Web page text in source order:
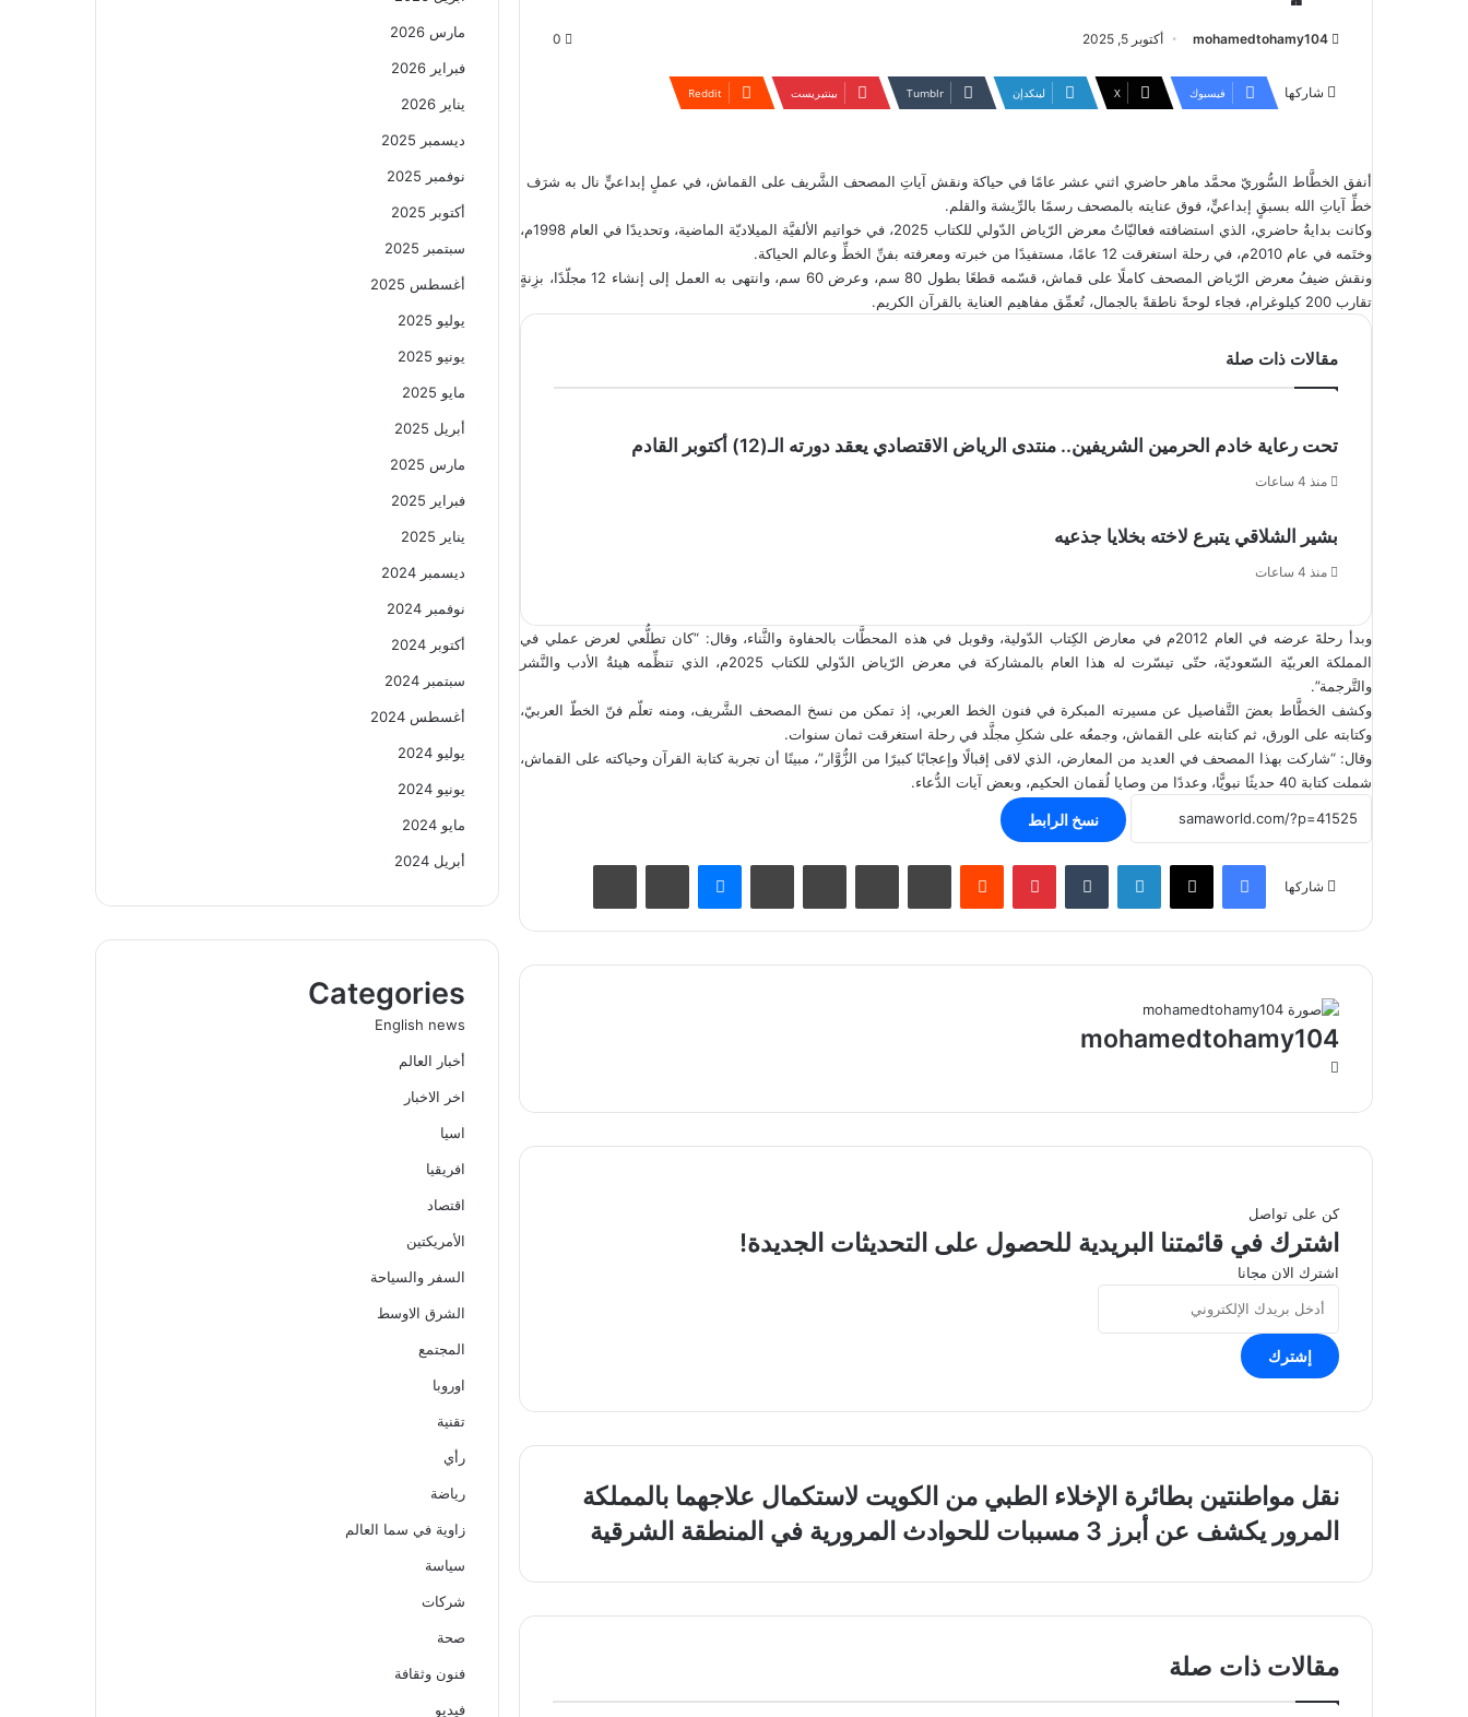
mohamedtohamy104 أكتوبر 5, 2025 0
شاركها فيسبوك ‫X لينكدإن بينتيريست
أنفق الخطَّاط السُّوريّ محمَّد ماهر حاضري اثني عشر عامًا في حياكة ونقش آياتِ المصحف الشَّريف على القماش، في عملٍ إبداعيٍّ نال به شرَف
خطِّ آياتِ الله بسبقٍ إبداعيٍّ، فوق عنايته بالمصحف رسمًا بالرِّيشة والقلم.
وكانت بدايةُ حاضري، الذي استضافته فعاليّاتُ معرض الرّياض الدّولي للكتاب 2025، في خواتيم الألفيَّة الميلاديّة الماضية، وتحديدًا في العام 1998م،
وختَمه في عام 2010م، في رحلة استغرقت 12 عامًا، مستفيدًا من خبرته ومعرفته بفنِّ الخطِّ وعالم الحياكة.
ونقش ضيفُ معرض الرّياض المصحف كاملًا على قماش، قسّمه قطعًا بطول 80 سم، وعرض 60 سم، وانتهى به العمل إلى إنشاء 12 مجلّدًا، بزِنةٍ
تقارب 200 كيلوغرام، فجاء لوحةً ناطقةً بالجمال، تُعمِّق مفاهيم العناية بالقرآن الكريم.
مقالات ذات صلة
تحت رعاية خادم الحرمين الشريفين.. منتدى الرياض الاقتصادي يعقد دورته الـ(12) أكتوبر القادم
منذ 4 ساعات
بشير الشلاقي يتبرع لاخته بخلايا جذعيه
منذ 4 ساعات
وبدأ رحلةَ عرضه في العام 2012م في معارض الكِتاب الدّولية، وقوبل في هذه المحطَّات بالحفاوة والثَّناء، وقال: “كان تطلُّعي لعرض عملي في
المملكة العربيّة السّعوديّة، حتّى تيسّرت له هذا العام بالمشاركة في معرض الرّياض الدّولي للكتاب 2025م، الذي تنظِّمه هيئةُ الأدب والنَّشر
والتَّرجمة”.
وكشف الخطَّاط بعضَ التَّفاصيل عن مسيرته المبكرة في فنون الخط العربي، إذ تمكن من نسخ المصحف الشَّريف، ومنه تعلّم فنّ الخطّ العربيّ،
وكتابته على الورق، ثم كتابته على القماش، وجمعُه على شكلِ مجلَّد في رحلة استغرقت ثمان سنوات.
وقال: “شاركت بهذا المصحف في العديد من المعارض، الذي لاقى إقبالًا وإعجابًا كبيرًا من الزُّوَّار”، مبينًا أن تجربة كتابة القرآن وحياكته على القماش،
شملت كتابة 40 حديثًا نبويًّا، وعددًا من وصايا لُقمان الحكيم، وبعض آيات الدُّعاء.
نسخ الرابط
شاركها
فيسبوك ‫X لينكدإن بينتيريست Odnoklassniki
‫Pocket سكايب ماسنجر مشاركة عبر البريد طباعة
mohamedtohamy104
كن على تواصل
اشترك في قائمتنا البريدية للحصول على التحديثات الجديدة!
اشترك الان مجانا
بريدك
الإلكتروني
نقل
مواطنتين
بطائرة
الطبي
علاجهما
نقل مواطنتين بطائرة الإخلاء الطبي من الكويت لاستكمال علاجهما بالمملكة
المرور
يكشف
3
للحوادث
في
المرور يكشف عن أبرز 3 مسببات للحوادث المرورية في المنطقة الشرقية
مقالات ذات صلة
مارس 2026
فبراير 2026
يناير 2026
ديسمبر 2025
نوفمبر 2025
أكتوبر 2025
سبتمبر 2025
أغسطس 2025
يوليو 2025
يونيو 2025
مايو 2025
أبريل 2025
مارس 2025
فبراير 2025
يناير 2025
ديسمبر 2024
نوفمبر 2024
أكتوبر 2024
سبتمبر 2024
أغسطس 2024
يوليو 2024
يونيو 2024
مايو 2024
أبريل 2024
Categories
English news
أخبار العالم
اخر الاخبار
اسيا
افريقيا
اقتصاد
الأمريكتين
السفر والسياحة
الشرق الاوسط
المجتمع
اوروبا
تقنية
رأي
رياضة
زاوية في سما العالم
سياسة
شركات
صحة
فنون وثقافة
فيديو